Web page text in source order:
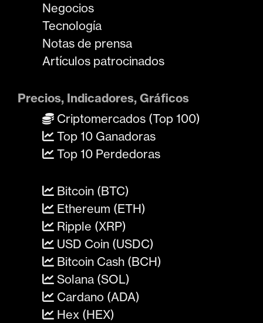
Negocios
Tecnología
Notas de prensa
Artículos patrocinados
Precios, Indicadores, Gráficos
Criptomercados (Top 100)
Top 10 Ganadoras
Top 10 Perdedoras
Bitcoin (BTC)
Ethereum (ETH)
Ripple (XRP)
USD Coin (USDC)
Bitcoin Cash (BCH)
Solana (SOL)
Cardano (ADA)
Hex (HEX)